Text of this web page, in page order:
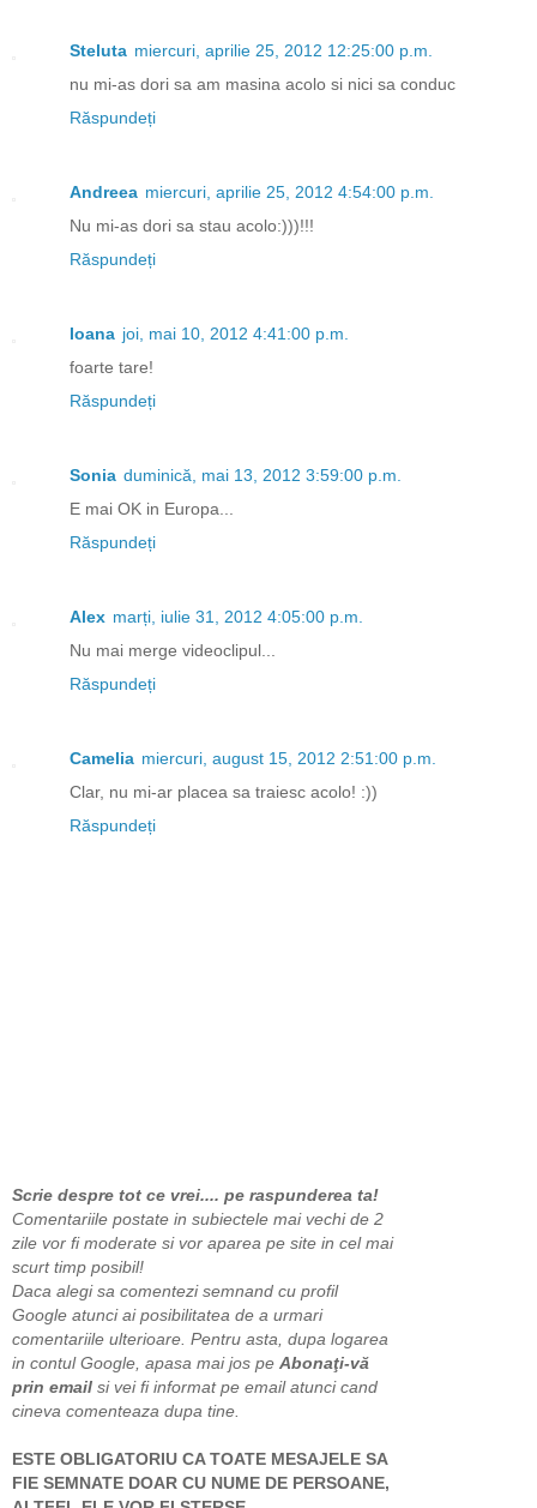
Steluta miercuri, aprilie 25, 2012 12:25:00 p.m.
nu mi-as dori sa am masina acolo si nici sa conduc
Răspundeți
Andreea miercuri, aprilie 25, 2012 4:54:00 p.m.
Nu mi-as dori sa stau acolo:)))!!!
Răspundeți
Ioana joi, mai 10, 2012 4:41:00 p.m.
foarte tare!
Răspundeți
Sonia duminică, mai 13, 2012 3:59:00 p.m.
E mai OK in Europa...
Răspundeți
Alex marți, iulie 31, 2012 4:05:00 p.m.
Nu mai merge videoclipul...
Răspundeți
Camelia miercuri, august 15, 2012 2:51:00 p.m.
Clar, nu mi-ar placea sa traiesc acolo! :))
Răspundeți
Scrie despre tot ce vrei.... pe raspunderea ta!
Comentariile postate in subiectele mai vechi de 2
zile vor fi moderate si vor aparea pe site in cel mai
scurt timp posibil!
Daca alegi sa comentezi semnand cu profil
Google atunci ai posibilitatea de a urmari
comentariile ulterioare. Pentru asta, dupa logarea
in contul Google, apasa mai jos pe Abonaţi-vă
prin email si vei fi informat pe email atunci cand
cineva comenteaza dupa tine.
ESTE OBLIGATORIU CA TOATE MESAJELE SA
FIE SEMNATE DOAR CU NUME DE PERSOANE,